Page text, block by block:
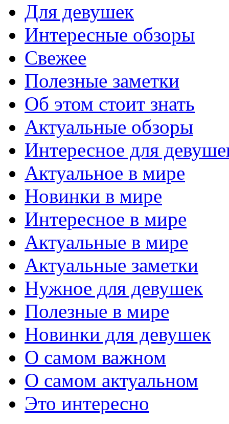
Для девушек
Интересные обзоры
Свежее
Полезные заметки
Об этом стоит знать
Актуальные обзоры
Интересное для
Актуальное в мире
Новинки в мире
Интересное в мире
Актуальные в мире
Актуальные заметки
Нужное для девушек
Полезные в мире
Новинки для девушек
О самом важном
О самом актуальном
Это интересно